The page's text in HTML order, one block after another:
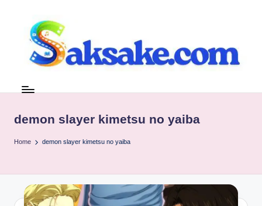
k
s
k
e.
tanpa
Basi
demon slayer kimetsu no yaiba
Home demon slayer kimetsu no yaiba